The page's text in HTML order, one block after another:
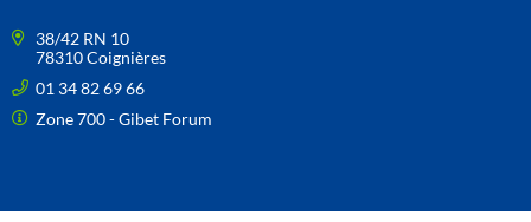
38/42 RN 10
78310 Coignières
01 34 82 69 66
Zone 700 - Gibet Forum